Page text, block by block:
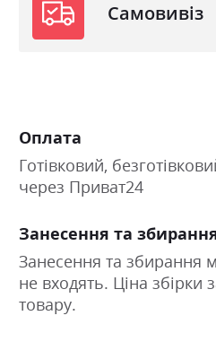
Самовивіз
Оплата
Готівковий,
через Приват24
Занесення та
Занесення та збирання
не входять. Ціна збірки
товару.